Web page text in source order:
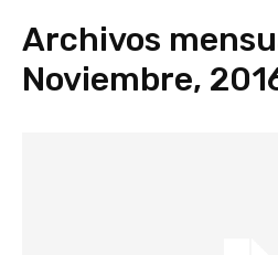
Archivos
Noviembre,